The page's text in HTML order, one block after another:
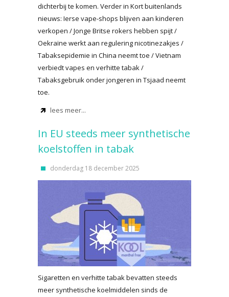
dichterbij te komen. Verder in Kort buitenlands
nieuws: Ierse vape-shops blijven aan kinderen
verkopen / Jonge Britse rokers hebben spijt /
Oekraïne werkt aan regulering nicotinezakjes /
Tabaksepidemie in China neemt toe / Vietnam
verbiedt vapes en verhitte tabak /
Tabaksgebruik onder jongeren in Tsjaad neemt
toe.
lees meer...
In EU steeds meer synthetische
koelstoffen in tabak
donderdag 18 december 2025
Sigaretten en verhitte tabak bevatten steeds
meer synthetische koelmiddelen sinds de